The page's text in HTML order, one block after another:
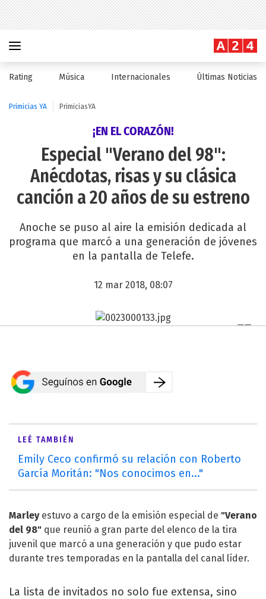
Rating Música Internacionales Últimas Noticias
Primicias YA PrimiciasYA
¡EN EL CORAZÓN!
Especial "Verano del 98":
Anécdotas, risas y su clásica
canción a 20 años de su estreno
Anoche se puso al aire la emisión dedicada al
programa que marcó a una generación de jóvenes
en la pantalla de Telefe.
12 mar 2018, 08:07
LEÉ TAMBIÉN
Emily Ceco confirmó su relación con Roberto
García Moritán: "Nos conocimos en..."
Marley estuvo a cargo de la emisión especial de "Verano
del 98" que reunió a gran parte del elenco de la tira
juvenil que marcó a una generación y que pudo estar
durante tres temporadas en la pantalla del canal líder.
La lista de invitados no solo fue extensa, sino